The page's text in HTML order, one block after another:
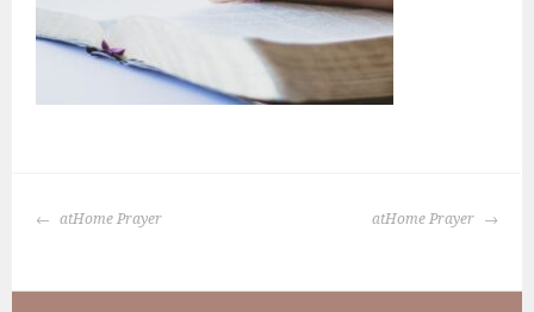
BERICHTNAVIGATIE
atHome Prayer atHome Prayer